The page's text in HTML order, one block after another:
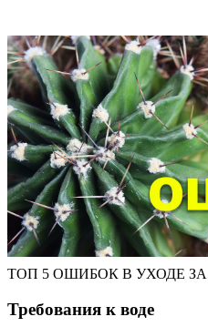
ТОП 5 ОШИБОК В УХОДЕ
Требования к воде